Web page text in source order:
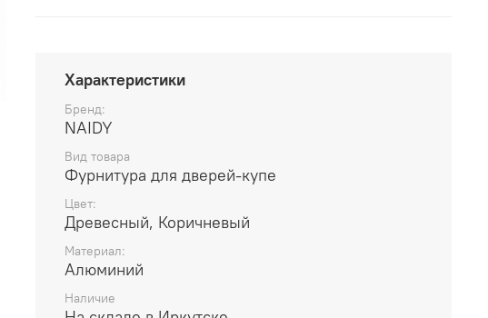
Характеристики
Бренд:
NAIDY
Вид товара
Фурнитура для дверей-купе
Цвет:
Древесный, Коричневый
Материал:
Алюминий
Наличие